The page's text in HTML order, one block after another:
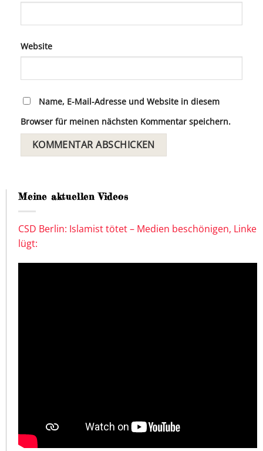
Website
Name, E-Mail-Adresse und Website in diesem
Browser für meinen nächsten Kommentar speichern.
Meine aktuellen Videos
CSD Berlin: Islamist tötet – Medien beschönigen, Linke
lügt: